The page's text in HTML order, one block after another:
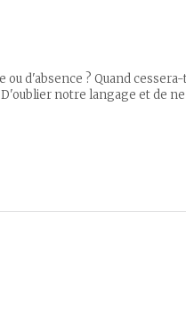
ou d'absence ? Quand
notre langage et de